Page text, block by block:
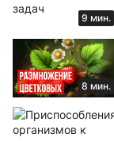
9 мин.
8 мин.